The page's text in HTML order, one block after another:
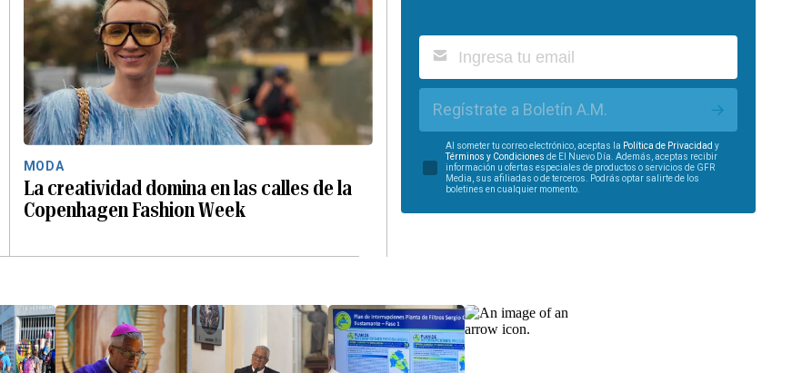
MODA
La creatividad domina en las calles de la
Copenhagen Fashion Week
Regístrate a Boletín A.M.
Al someter tu correo electrónico, aceptas la Política de Privacidad y
Términos y Condiciones de El Nuevo Día. Además, aceptas recibir
información u ofertas especiales de productos o servicios de GFR
Media, sus afiliadas o de terceros. Podrás optar salirte de los
boletines en cualquier momento.